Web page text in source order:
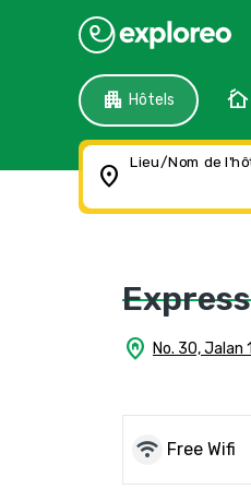
apartment Hôtels cottage
location_on Lieu/Nom de
home_pin No. 30, Jalan
wifi Free Wifi